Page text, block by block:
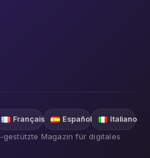
Français Español Italiano
Magazin für digitales